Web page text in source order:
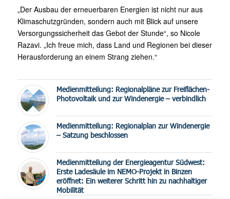
„Der Ausbau der erneuerbaren Energien ist nicht nur aus
Klimaschutzgründen, sondern auch mit Blick auf unsere
Versorgungssicherheit das Gebot der Stunde“, so Nicole
Razavi. „Ich freue mich, dass Land und Regionen bei dieser
Herausforderung an einem Strang ziehen.“
Medienmitteilung: Regionalpläne zur Freiflächen-
Photovoltaik und zur Windenergie – verbindlich
Medienmitteilung: Regionalplan zur Windenergie
– Satzung beschlossen
Medienmitteilung der Energieagentur Südwest:
Erste Ladesäule im NEMO-Projekt in Binzen
eröffnet: Ein weiterer Schritt hin zu nachhaltiger
Mobilität